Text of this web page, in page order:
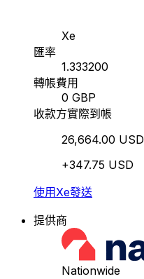
Xe
匯率
1.333200
轉帳費用
0 GBP
收款方實際到帳
26,664.00 USD
+347.75 USD
使用Xe發送
提供商
Nationwide